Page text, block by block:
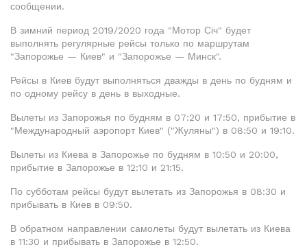
сообщении.
В зимний период 2019/2020 года "Мотор Січ" будет
выполнять регулярные рейсы только по маршрутам
"Запорожье — Киев" и "Запорожье — Минск".
Рейсы в Киев будут выполняться дважды в день по будням и
по одному рейсу в день в выходные.
Вылеты из Запорожья по будням в 07:20 и 17:50, прибытие в
"Международный аэропорт Киев" ("Жуляны") в 08:50 и 19:10.
Вылеты из Киева в Запорожье по будням в 10:50 и 20:00,
прибытие в Запорожье в 12:10 и 21:15.
По субботам рейсы будут вылетать из Запорожья в 08:30 и
прибывать в Киев в 09:50.
В обратном направлении самолеты будут вылетать из Киева
в 11:30 и прибывать в Запорожье в 12:50.